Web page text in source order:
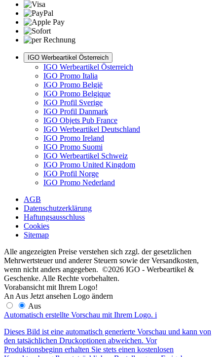
IGO Werbeartikel Österreich
IGO Werbeartikel Österreich
IGO Promo Italia
IGO Promo België
IGO Promo Belgique
IGO Profil Sverige
IGO Profil Danmark
IGO Objets Pub France
IGO Werbeartikel Deutschland
IGO Promo Ireland
IGO Promo Suomi
IGO Werbeartikel Schweiz
IGO Promo United Kingdom
IGO Profil Norge
IGO Promo Nederland
AGB
Datenschutzerklärung
Haftungsausschluss
Cookies
Sitemap
Alle angezeigten Preise verstehen sich zzgl. der gesetzlichen
Mehrwertsteuer und anderer Steuern sowie der Versandkosten,
wenn nicht anders angegeben. ©2026 IGO - Werbeartikel &
Geschenke. Alle Rechte vorbehalten.
Vorabansicht mit Ihrem Logo!
AnAus Jetzt ansehen Logo ändern
Aus
Automatisch erstellte Vorschau mit Ihrem Logo. i
Dieses Bild ist eine automatisch generierte Vorschau und kann von
den tatsächlichen Druckoptionen abweichen. Vor
Produktionsbeginn erhalten Sie stets einen kostenlosen